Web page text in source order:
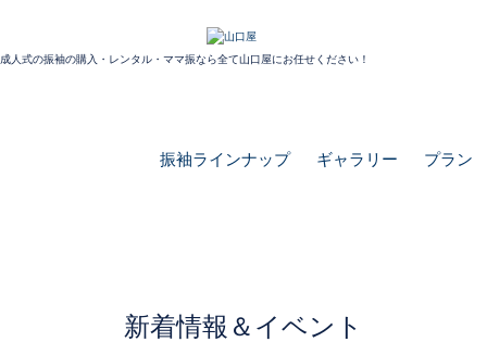
成人式の振袖の購入・レンタル・ママ振なら全て山口屋にお任せください！
振袖ラインナップ ギャラリー プラン
新着情報＆イベント